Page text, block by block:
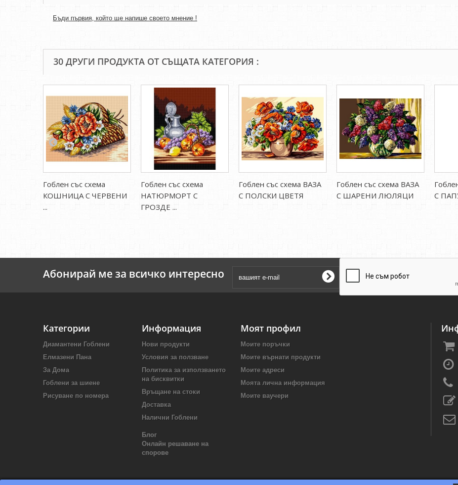
Бъди първия, който ще напише своето мнение !
30 ДРУГИ ПРОДУКТА ОТ СЪЩАТА КАТЕГОРИЯ :
Гоблен със схема
КОШНИЦА С ЧЕРВЕНИ
...
Гоблен със схема
НАТЮРМОРТ С
ГРОЗДЕ ...
Гоблен със схема ВАЗА
С ПОЛСКИ ЦВЕТЯ
Гоблен със схема ВАЗА
С ШАРЕНИ ЛЮЛЯЦИ
С
Абонирай ме за всичко интересно
Категории
Диамантени Гоблени
Елмазени Пана
За Дома
Гоблени за шиене
Рисуване по номера
Информация
Нови продукти
Условия за ползване
Политика за използването
на бисквитки
Връщане на стоки
Доставка
Налични Гоблени
Блог
Онлайн решаване на
спорове
Моят профил
Моите поръчки
Моите върнати продукти
Моите адреси
Моята лична информация
Моите ваучери